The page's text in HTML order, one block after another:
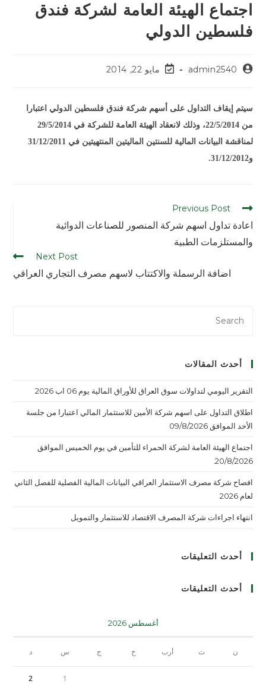
اجتماع الهيئة العامة لشركة فندق
فلسطين الدولي
admin2540 مايو 22, 2014
سيتم إيقاف التداول على أسهم شركة فندق فلسطين الدولي اعتبارا
من 22/5/2014، وذلك لانعقاد الهيئة العامة للشركة في 29/5/2014
لمناقشة البيانات المالية للسنتين الماليتين المنتهيتين في 31/12/2011
و31/12/2012.
Previous Post
اعادة تداول اسهم شركة المنصور للصناعات الدوائية
والمستلزمات الطبية
Next Post
اضافة الرسملة والاكتتاب لاسهم مصرف التجاري العراقي
أحدث المقالات
التقرير اليومي لتداولات سوق العراق للأوراق المالية يوم 06 اب 2026
اطلاق التداول على اسهم شركة الأمين للاستثمار المالي اعتبارا من جلسة
الأحد الموافق 09/8/2026
اجتماع الهيئة العامة لشركة الحمراء للتأمين في يوم الخميس الموافق
20/8/2026.
افصاح شركة مصرف الاستثمار العراقي البيانات المالية الفصلية للفصل الثاني
لعام 2026
انتهاء اجراءات شركة المصرف الاقتصاد للاستثمار والتمويل
أحدث التعليقات
أحدث التعليقات
أغسطس 2026
ن ث أرب خ ج س د
1
2